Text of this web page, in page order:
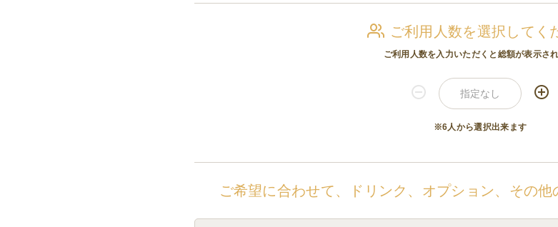
ご利用人数を選択してく
ご利用人数を入力いただくと総額が表示さ
※6人から選択出来ます
ご希望に合わせて、ドリンク、オプション、その